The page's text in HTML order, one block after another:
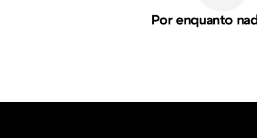
Por enquanto